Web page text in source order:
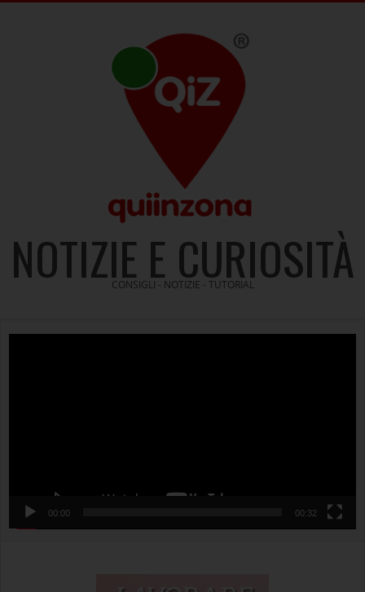
NOTIZIE E CURIOSITÀ
CONSIGLI - NOTIZIE - TUTORIAL
00:00 00:32